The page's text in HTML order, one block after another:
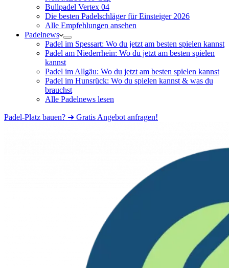
Bullpadel Vertex 04
Die besten Padelschläger für Einsteiger 2026
Alle Empfehlungen ansehen
Padelnews
Padel im Spessart: Wo du jetzt am besten spielen kannst
Padel am Niederrhein: Wo du jetzt am besten spielen
kannst
Padel im Allgäu: Wo du jetzt am besten spielen kannst
Padel im Hunsrück: Wo du spielen kannst & was du
brauchst
Alle Padelnews lesen
Padel-Platz bauen? ➜ Gratis Angebot anfragen!